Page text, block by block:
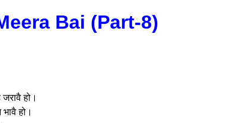
Bai (Part-8)
हो।
हो।